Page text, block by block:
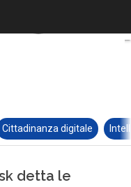
Cittadinanza digitale
detta le